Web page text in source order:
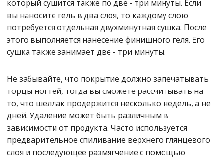
который сушится также по две - три минуты. Если
вы наносите гель в два слоя, то каждому слою
потребуется отдельная двухминутная сушка. После
этого выполняется нанесение финишного геля. Его
сушка также занимает две - три минуты.
Не забывайте, что покрытие должно запечатывать
торцы ногтей, тогда вы сможете рассчитывать на
то, что шеллак продержится несколько недель, а не
дней. Удаление может быть различным в
зависимости от продукта. Часто используется
предварительное спиливание верхнего глянцевого
слоя и последующее размягчение с помощью